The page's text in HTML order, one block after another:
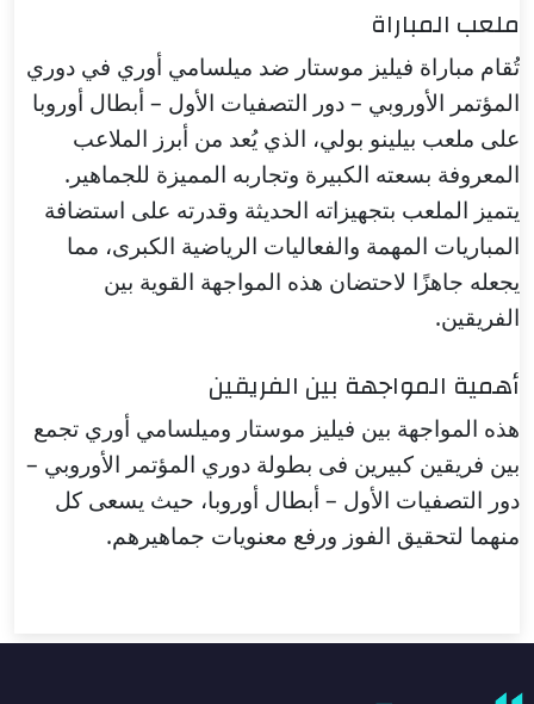
ملعب المباراة
تُقام مباراة فيليز موستار ضد ميلسامي أوري في دوري
المؤتمر الأوروبي – دور التصفيات الأول – أبطال أوروبا
على ملعب بيلينو بولي، الذي يُعد من أبرز الملاعب
المعروفة بسعته الكبيرة وتجاربه المميزة للجماهير.
يتميز الملعب بتجهيزاته الحديثة وقدرته على استضافة
المباريات المهمة والفعاليات الرياضية الكبرى، مما
يجعله جاهزًا لاحتضان هذه المواجهة القوية بين
الفريقين.
أهمية المواجهة بين الفريقين
هذه المواجهة بين فيليز موستار وميلسامي أوري تجمع
بين فريقين كبيرين فى بطولة دوري المؤتمر الأوروبي –
دور التصفيات الأول – أبطال أوروبا، حيث يسعى كل
منهما لتحقيق الفوز ورفع معنويات جماهيرهم.